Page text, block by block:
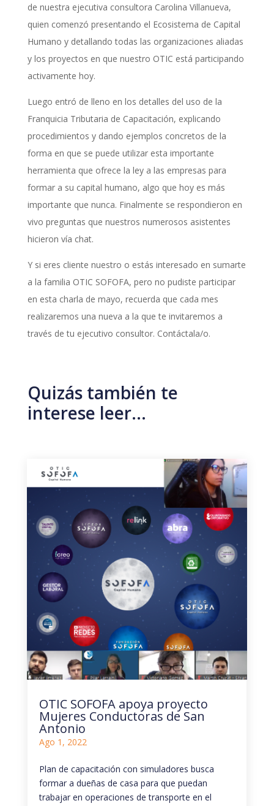
de nuestra ejecutiva consultora Carolina Villanueva,
quien comenzó presentando el Ecosistema de Capital
Humano y detallando todas las organizaciones aliadas
y los proyectos en que nuestro OTIC está participando
activamente hoy.
Luego entró de lleno en los detalles del uso de la
Franquicia Tributaria de Capacitación, explicando
procedimientos y dando ejemplos concretos de la
forma en que se puede utilizar esta importante
herramienta que ofrece la ley a las empresas para
formar a su capital humano, algo que hoy es más
importante que nunca. Finalmente se respondieron en
vivo preguntas que nuestros numerosos asistentes
hicieron vía chat.
Y si eres cliente nuestro o estás interesado en sumarte
a la familia OTIC SOFOFA, pero no pudiste participar
en esta charla de mayo, recuerda que cada mes
realizaremos una nueva a la que te invitaremos a
través de tu ejecutivo consultor. Contáctala/o.
Quizás también te
interese leer…
OTIC SOFOFA apoya proyecto
Mujeres Conductoras de San
Antonio
Ago 1, 2022
Plan de capacitación con simuladores busca
formar a dueñas de casa para que puedan
trabajar en operaciones de transporte en el